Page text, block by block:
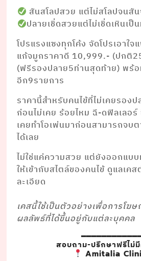
สันสโลปสวย แต่ไม่สโลปจนสั
ปลายเชิ่ดสวยแต่ไม่เชิ่ดเหินเป็
โปรแรงแซงทุกโค้ง จัดโปรเอาใ
แก้จมูกราคาดี 10,999.- (ปกติ
(ฟรีรองปลาย5ท่านสุดท้าย) พร้
อีก9รายการ
ราคานี้สำหรับคนไข้ที่ไม่เคยรอง
ก่อนไม่เคย ร้อยไหม ฉี-ดฟิลเลอร์
เคยทำโอเพ่นมาก่อนสามารถจบ
ได้เลย
ไม่ใช่แค่ความสวย แต่ยังออกแบ
ให้เข้ากับสไตล์ของคนไข้ ดูแลเค
ละเอียด
เคสนี้ใช้เป็นตัวอย่างเพื่อการโฆ
ผลลัพธ์ที่ได้ขึ้นอยู่กับแต่ละบุคคล
สอบถาม-ปรึกษาฟรีไม่มี
Amitalia